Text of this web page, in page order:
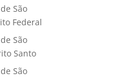
São
Federal
São
Santo
São